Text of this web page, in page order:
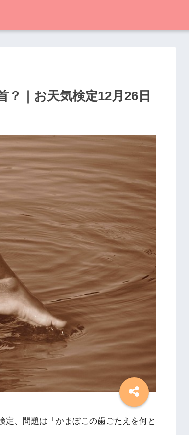
｜お天気検定12月26日
定、問題は「かまぼこの歯ごたえを何と